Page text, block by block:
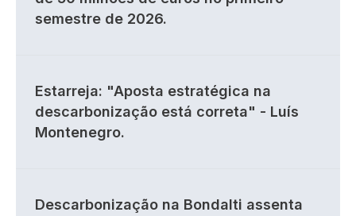
semestre de 2026.
Estarreja: "Aposta estratégica na
descarbonização está correta" - Luís
Montenegro.
Descarbonização na Bondalti assenta